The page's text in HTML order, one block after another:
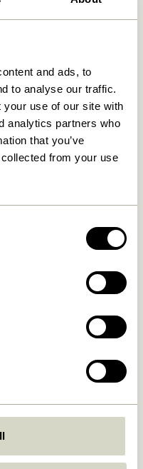
and ads, to
to analyse our traffic.
your use of our site with
analytics partners who
that you’ve
from your use
– Do: 09:00 – 15:00
09:00 – 14:00